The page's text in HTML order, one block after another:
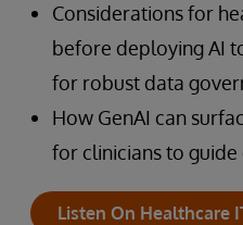
Considerations for
before deploying AI
for robust data
How GenAI can
for clinicians to
Listen On Healthcare